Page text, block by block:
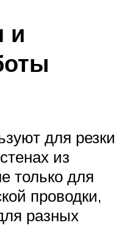
и
для резки
из
только для
проводки,
разных